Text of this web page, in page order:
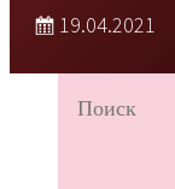
19.04.2021
S